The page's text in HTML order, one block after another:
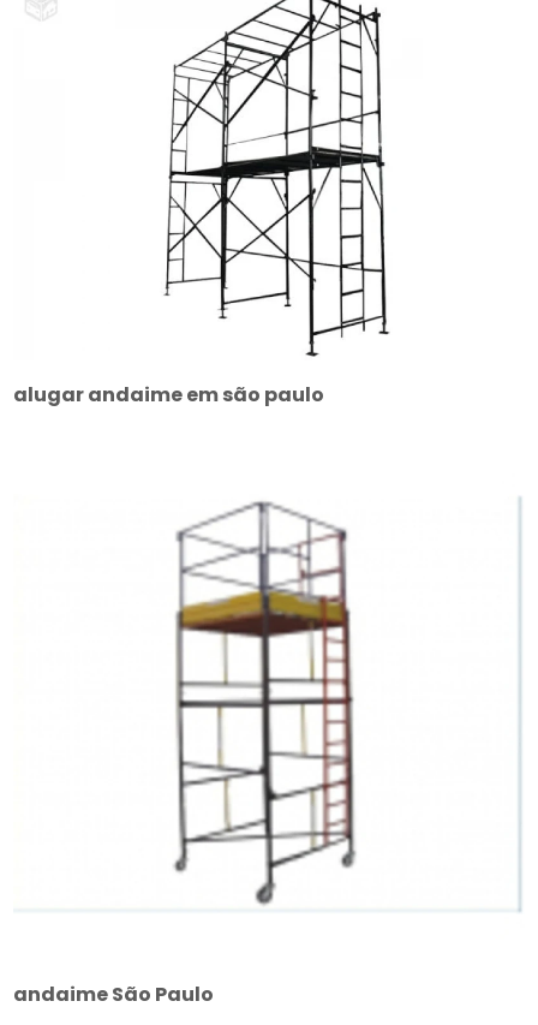
alugar andaime em são paulo
andaime São Paulo